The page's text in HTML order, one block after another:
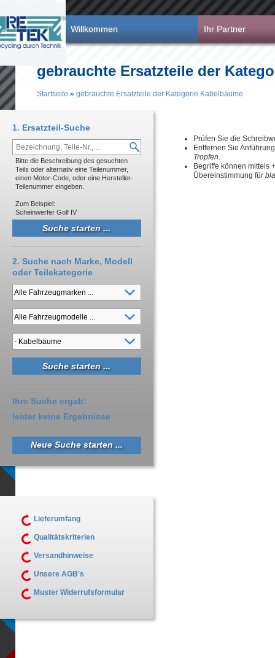
Willkommen Ihr Partner
gebrauchte Ersatzteile der
Startseite » gebrauchte Ersatzteile der Kategorie Kabelbäume
Prüfen Sie die
Entfernen Sie
Tropfen.
Begriffe können mittels
Übereinstimmung für
1. Ersatzteil-Suche
Bitte die Beschreibung des gesuchten
Teils oder alternativ eine Teilenummer,
einen Motor-Code, oder eine Hersteller-
Teilenummer eingeben.
Zum Beispiel:
Scheinwerfer Golf IV
2. Suche nach Marke, Modell
oder Teilekategorie
Ihre Suche ergab:
leider keine Ergebnisse
Neue Suche starten ...
Lieferumfang
Qualitätskriterien
Versandhinweise
Unsere AGB's
Muster Widerrufsformular